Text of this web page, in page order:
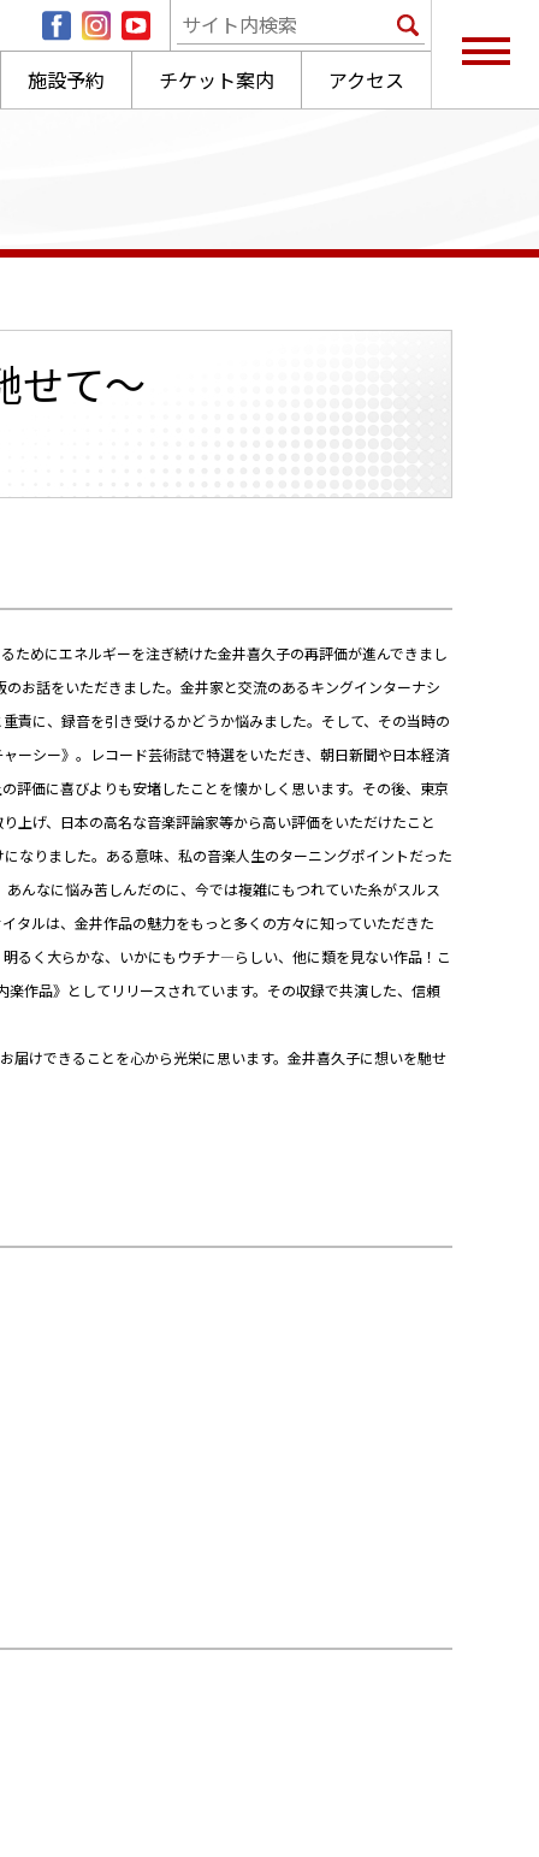
施設予約 チケット案内 アクセス
せて～
ためにエネルギーを注ぎ続けた金井喜久子の再評価が進んできまし
お話をいただきました。金井家と交流のあるキングインターナシ
責に、録音を引き受けるかどうか悩みました。そして、その当時の
ーシー》。レコード芸術誌で特選をいただき、朝日新聞や日本経済
評価に喜びよりも安堵したことを懐かしく思います。その後、東京
上げ、日本の高名な音楽評論家等から高い評価をいただけたこと
なりました。ある意味、私の音楽人生のターニングポイントだった
んなに悩み苦しんだのに、今では複雑にもつれていた糸がスルス
タルは、金井作品の魅力をもっと多くの方々に知っていただきた
るく大らかな、いかにもウチナ―らしい、他に類を見ない作品！こ
作品》としてリリースされています。その収録で共演した、信頼
けできることを心から光栄に思います。金井喜久子に想いを馳せ